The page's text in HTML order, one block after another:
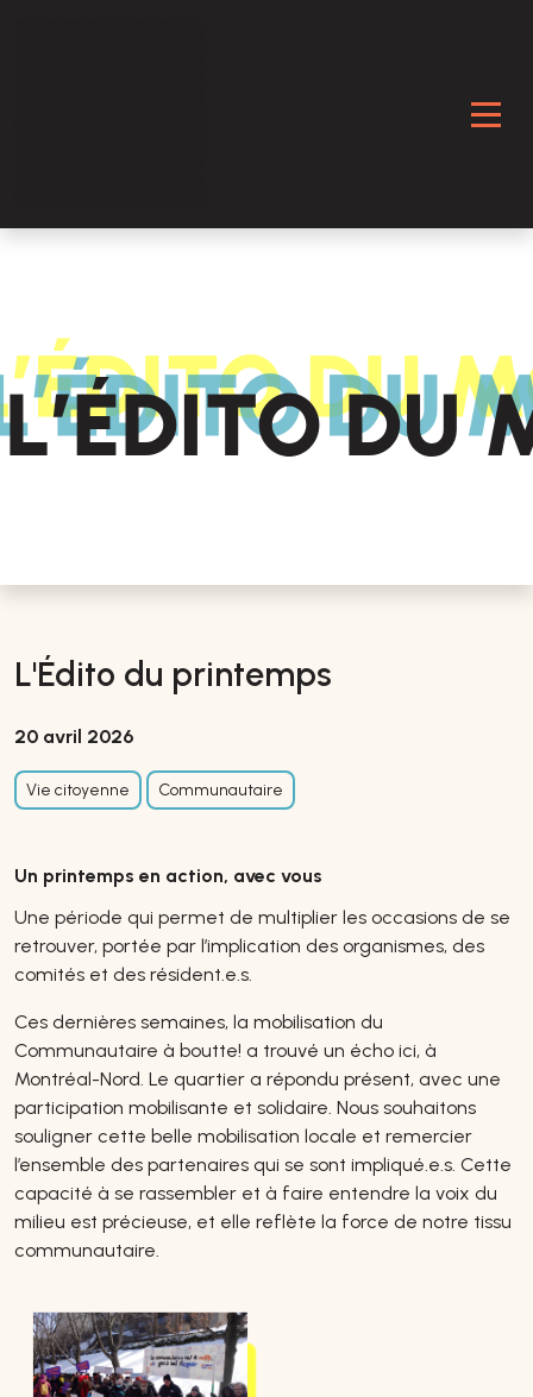
L'Édito du printemps
20 avril 2026
Vie citoyenne Communautaire
Un printemps en action, avec vous
Une période qui permet de multiplier les occasions de se
retrouver, portée par l’implication des organismes, des
comités et des résident.e.s.
Ces dernières semaines, la mobilisation du
Communautaire à boutte! a trouvé un écho ici, à
Montréal-Nord. Le quartier a répondu présent, avec une
participation mobilisante et solidaire. Nous souhaitons
souligner cette belle mobilisation locale et remercier
l’ensemble des partenaires qui se sont impliqué.e.s. Cette
capacité à se rassembler et à faire entendre la voix du
milieu est précieuse, et elle reflète la force de notre tissu
communautaire.